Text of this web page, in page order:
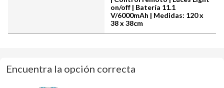
on/off | Batería 11.1
V/6000mAh | Medidas: 120 x
38 x 38cm
Encuentra la opción correcta